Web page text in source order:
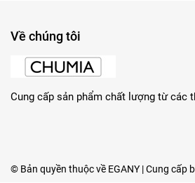
Về chúng tôi
Cung cấp sản phẩm chất lượng từ các
© Bản quyền thuộc về EGANY | Cung cấp